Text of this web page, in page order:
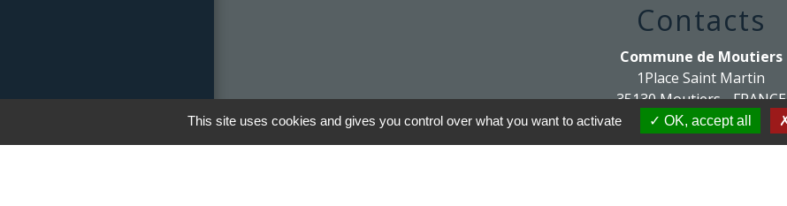
Contacts
Commune de Moutiers
1Place Saint Martin
35130 Moutiers - FRANCE
+33 2 99 96 22 88
Contact par formulaire
This site uses cookies and gives you control over what you want to activate OK, accept all